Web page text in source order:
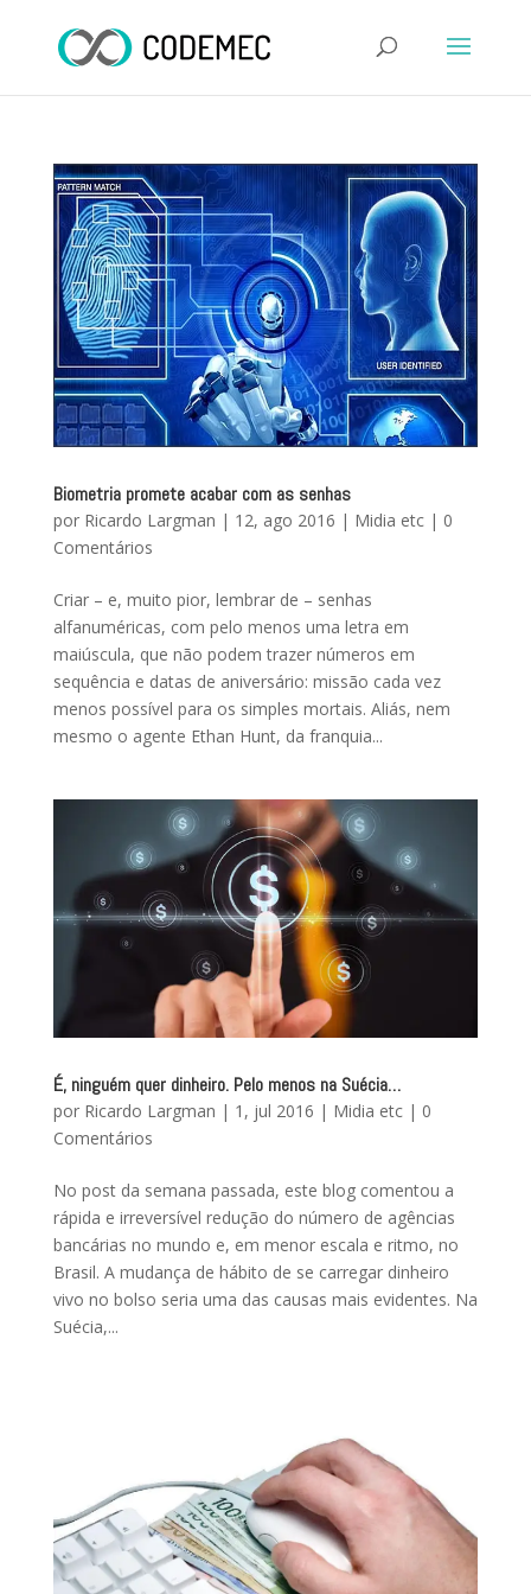
Biometria promete acabar com as senhas
por Ricardo Largman | 12, ago 2016 | Midia etc| 0
Comentários
Criar – e, muito pior, lembrar de – senhas
alfanuméricas, com pelo menos uma letra em
maiúscula, que não podem trazer números em
sequência e datas de aniversário: missão cada vez
menos possível para os simples mortais. Aliás, nem
mesmo o agente Ethan Hunt, da franquia...
É, ninguém quer dinheiro. Pelo menos na Suécia…
por Ricardo Largman | 1, jul 2016 | Midia etc| 0
Comentários
No post da semana passada, este blog comentou a
rápida e irreversível redução do número de agências
bancárias no mundo e, em menor escala e ritmo, no
Brasil. A mudança de hábito de se carregar dinheiro
vivo no bolso seria uma das causas mais evidentes. Na
Suécia,...